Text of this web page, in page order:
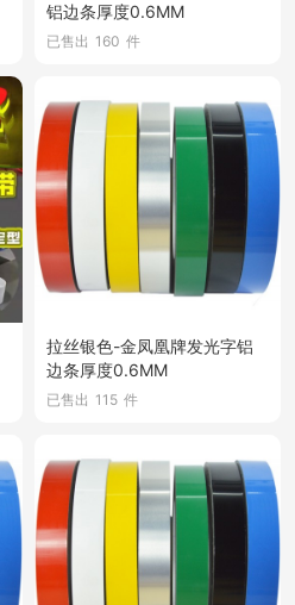
铝边条厚度0.6MM
已售出 160 件
拉丝银色-金凤凰牌发光字铝
边条厚度0.6MM
已售出 115 件